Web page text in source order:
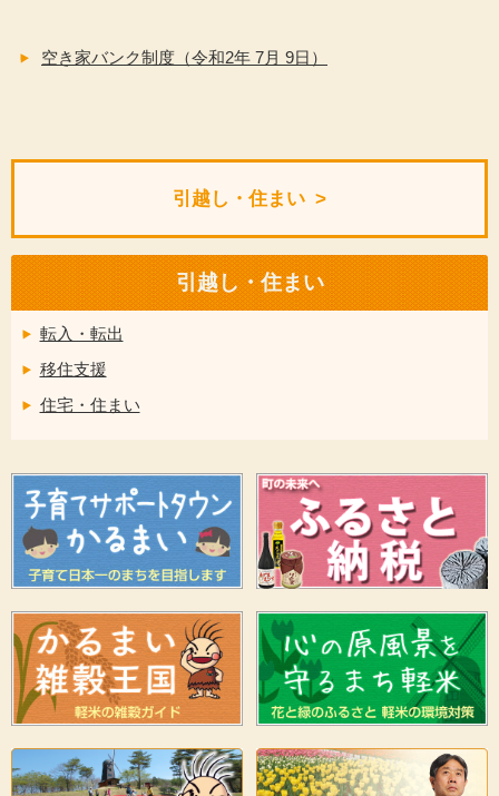
空き家バンク制度（令和2年 7月 9日）
引越し・住まい
引越し・住まい
転入・転出
移住支援
住宅・住まい